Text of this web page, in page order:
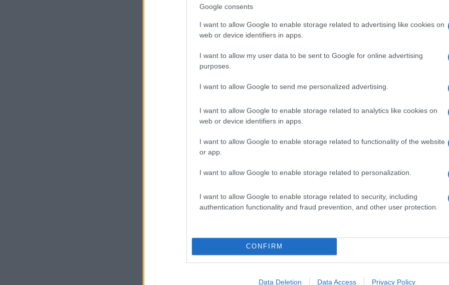
Google consents
I want to allow Google to enable storage related to advertising like cookies on
web or device identifiers in apps.
I want to allow my user data to be sent to Google for online advertising
purposes.
I want to allow Google to send me personalized advertising.
I want to allow Google to enable storage related to analytics like cookies on
web or device identifiers in apps.
I want to allow Google to enable storage related to functionality of the website
or app.
I want to allow Google to enable storage related to personalization.
I want to allow Google to enable storage related to security, including
authentication functionality and fraud prevention, and other user protection.
CONFIRM
Data Deletion Data Access Privacy Policy